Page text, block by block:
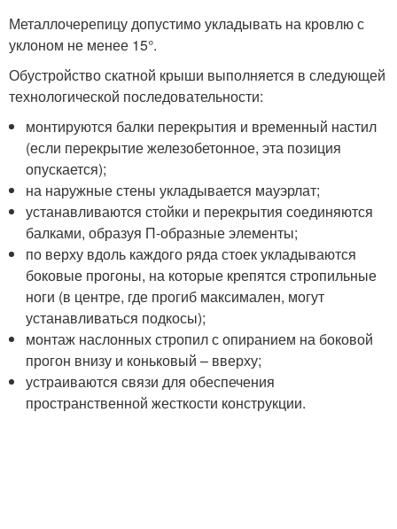
Металлочерепицу допустимо укладывать на кровлю с
уклоном не менее 15°.
Обустройство скатной крыши выполняется в следующей
технологической последовательности:
монтируются балки перекрытия и временный настил
(если перекрытие железобетонное, эта позиция
опускается);
на наружные стены укладывается мауэрлат;
устанавливаются стойки и перекрытия соединяются
балками, образуя П-образные элементы;
по верху вдоль каждого ряда стоек укладываются
боковые прогоны, на которые крепятся стропильные
ноги (в центре, где прогиб максимален, могут
устанавливаться подкосы);
монтаж наслонных стропил с опиранием на боковой
прогон внизу и коньковый – вверху;
устраиваются связи для обеспечения
пространственной жесткости конструкции.